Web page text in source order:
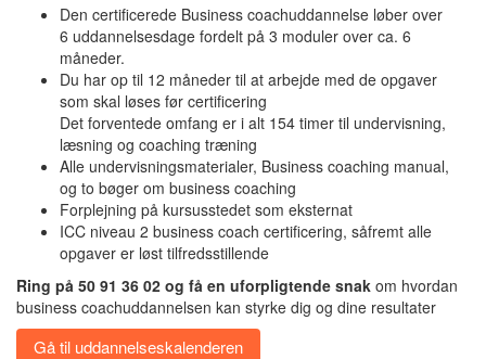
Den certificerede Business coachuddannelse løber over
6 uddannelsesdage fordelt på 3 moduler over ca. 6
måneder.
Du har op til 12 måneder til at arbejde med de opgaver
som skal løses før certificering
Det forventede omfang er i alt 154 timer til undervisning,
læsning og coaching træning
Alle undervisningsmaterialer, Business coaching manual,
og to bøger om business coaching
Forplejning på kursusstedet som eksternat
ICC niveau 2 business coach certificering, såfremt alle
opgaver er løst tilfredsstillende
Ring på 50 91 36 02 og få en uforpligtende snak om hvordan
business coachuddannelsen kan styrke dig og dine resultater
Gå til uddannelseskalenderen